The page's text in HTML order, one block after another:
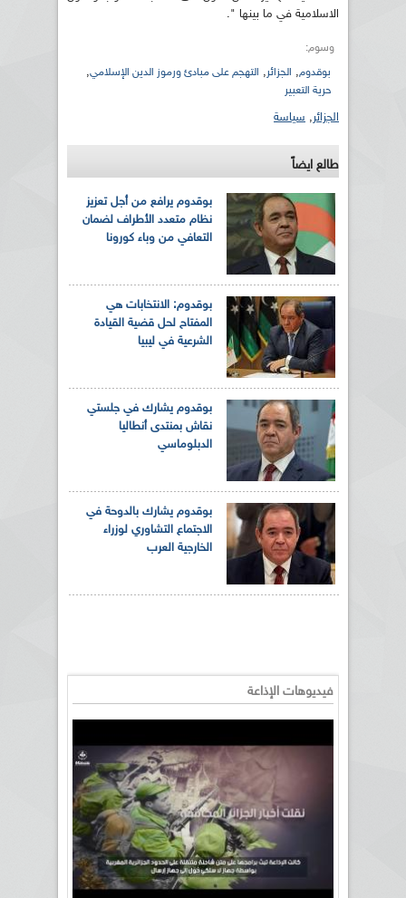
الاسلامية في ما بينها ".
وسوم:
بوقدوم, الجزائر, التهجم على مبادئ ورموز الدين الإسلامي,
حرية التعبير
الجزائر, سياسة
طالع ايضاً
بوقدوم يرافع من أجل تعزيز
نظام متعدد الأطراف لضمان
التعافي من وباء كورونا
بوقدوم: الانتخابات هي
المفتاح لحل قضية القيادة
الشرعية في ليبيا
بوقدوم يشارك في جلستي
نقاش بمنتدى أنطاليا
الدبلوماسي
بوقدوم يشارك بالدوحة في
الاجتماع التشاوري لوزراء
الخارجية العرب
فيديوهات الإذاعة